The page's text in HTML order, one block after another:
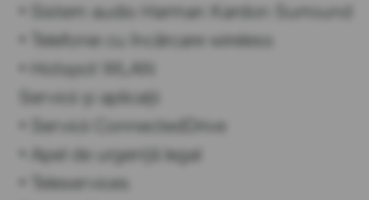
• Sistem audio Harman Kardon Surround
• Telefonie cu încărcare wireless
• Hotspot WLAN
Servicii și aplicații
• Servicii ConnectedDrive
• Apel de urgență legal
• Teleservices